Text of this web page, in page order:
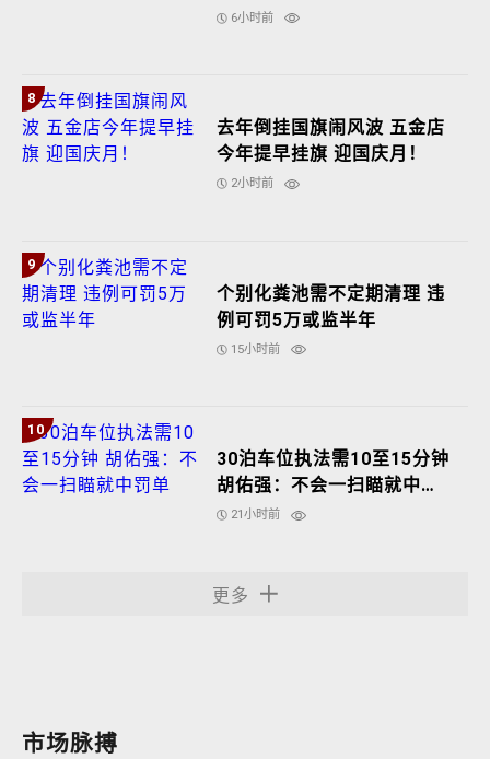
6小时前
8
去年倒挂国旗闹风波 五金店
今年提早挂旗 迎国庆月！
2小时前
9
个别化粪池需不定期清理 违
例可罚5万或监半年
15小时前
10
30泊车位执法需10至15分钟
胡佑强：不会一扫瞄就中罚
单21小时前
更多
市场脉搏